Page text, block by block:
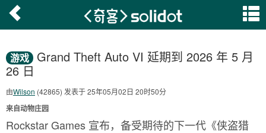
游戏
Grand Theft Auto VI 延期到 2026 年 5 月
26 日
由Wilson (42865) 发表于 25年05月02日 20时50分
来自动物庄园
Rockstar Games 宣布，备受期待的下一代《侠盗猎